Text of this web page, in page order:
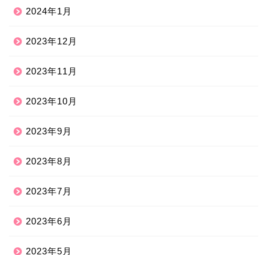
2024年1月
2023年12月
2023年11月
2023年10月
2023年9月
2023年8月
2023年7月
2023年6月
2023年5月